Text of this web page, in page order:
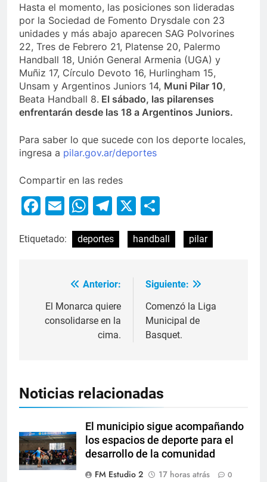
Hasta el momento, las posiciones son lideradas
por la Sociedad de Fomento Drysdale con 23
unidades y más abajo aparecen SAG Polvorines
22, Tres de Febrero 21, Platense 20, Palermo
Handball 18, Unión General Armenia (UGA) y
Muñiz 17, Círculo Devoto 16, Hurlingham 15,
Unsam y Argentinos Juniors 14, Muni Pilar 10,
Beata Handball 8. El sábado, las pilarenses
enfrentarán desde las 18 a Argentinos Juniors.
Para saber lo que sucede con los deporte locales,
ingresa a pilar.gov.ar/deportes
Compartir en las redes
Facebook
EmailWhatsApp
Telegram
X
Etiquetado: deportes handball pilar
Anterior:
El Monarca quiere
consolidarse en la
cima.
Siguiente:
Comenzó la Liga
Municipal de
Basquet.
Noticias relacionadas
El municipio sigue acompañando
los espacios de deporte para el
desarrollo de la comunidad
FM Estudio 2
17 horas atrás 0